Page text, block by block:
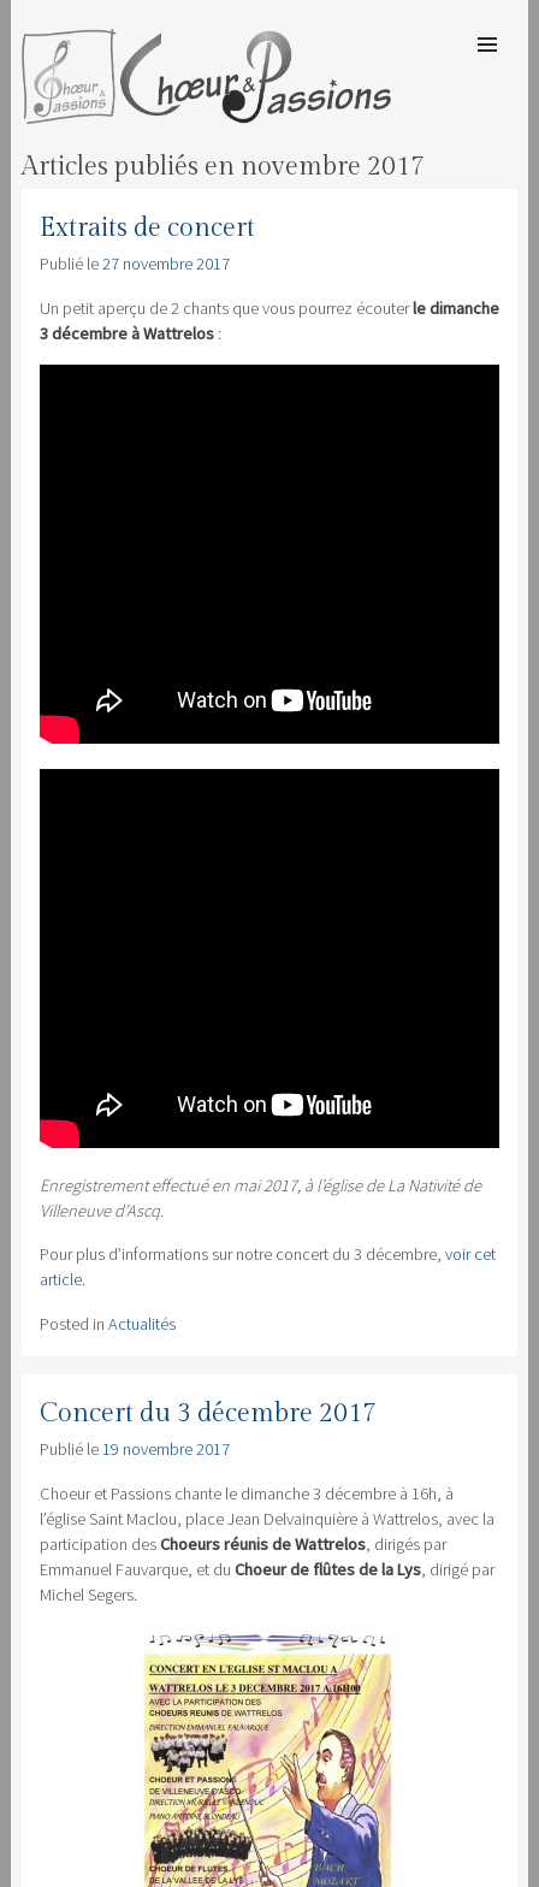
CONTENT
Articles publiés en novembre 2017
Extraits de concert
Publié le27 novembre 2017
Un petit aperçu de 2 chants que vous pourrez écouterle dimanche
3 décembre à Wattrelos:
Enregistrement effectué en mai 2017, à l’église de La Nativité de
Villeneuve d’Ascq.
Pour plus d’informations sur notre concert du 3 décembre, voir cet
article.
Posted in Actualités
Concert du 3 décembre 2017
Publié le 19 novembre 2017
Choeur et Passions chante le dimanche 3 décembre à 16h, à
l’église Saint Maclou, place Jean Delvainquière à Wattrelos, avec la
participation desChoeurs réunis de Wattrelos, dirigés par
Emmanuel Fauvarque, et du Choeur de flûtes de la Lys, dirigé par
Michel Segers.